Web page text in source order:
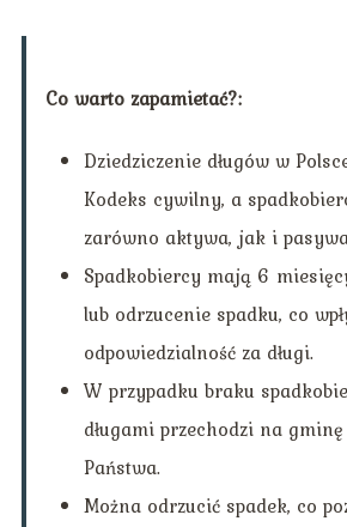
Co warto zapamietać?:
Dziedziczenie długów w
Kodeks cywilny, a
zarówno aktywa, jak i
Spadkobiercy mają 6
lub odrzucenie spadku, co
odpowiedzialność za długi.
W przypadku braku
długami przechodzi na
Państwa.
Można odrzucić spadek, co